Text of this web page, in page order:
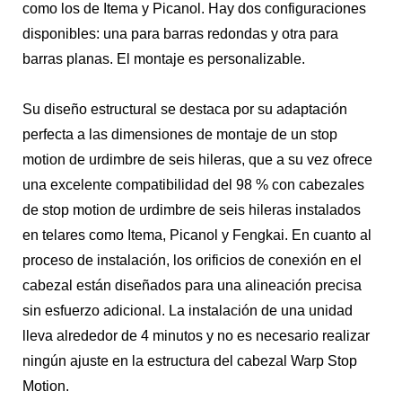
como los de Itema y Picanol. Hay dos configuraciones
disponibles: una para barras redondas y otra para
barras planas. El montaje es personalizable.
Su diseño estructural se destaca por su adaptación
perfecta a las dimensiones de montaje de un stop
motion de urdimbre de seis hileras, que a su vez ofrece
una excelente compatibilidad del 98 % con cabezales
de stop motion de urdimbre de seis hileras instalados
en telares como Itema, Picanol y Fengkai. En cuanto al
proceso de instalación, los orificios de conexión en el
cabezal están diseñados para una alineación precisa
sin esfuerzo adicional. La instalación de una unidad
lleva alrededor de 4 minutos y no es necesario realizar
ningún ajuste en la estructura del cabezal Warp Stop
Motion.